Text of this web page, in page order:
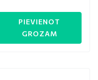
PIEVIENOT
GROZAM